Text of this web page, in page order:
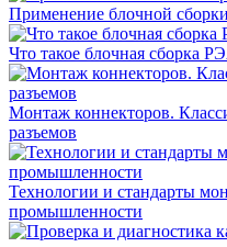
Применение блочной
Что такое блочная сборка
Монтаж коннекторов.
разъемов
Технологии и стандарты
промышленности